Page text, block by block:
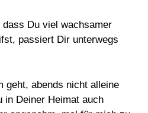
dass Du viel wachsamer
passiert Dir unterwegs
geht, abends nicht alleine
in Deiner Heimat auch